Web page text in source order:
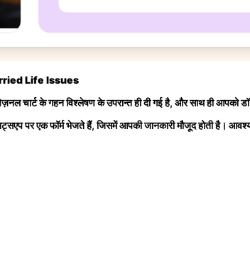
Life Issues
चार्ट के गहन विश्लेषण के उपरान्त ही दी गई है, और साथ ही आपको डॉ
पर एक फॉर्म भेजते हैं, जिसमें आपकी जानकारी मौजूद होती है।